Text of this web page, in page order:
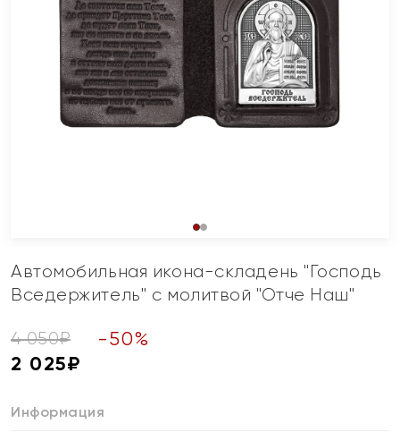
Автомобильная икона-складень "Господь
Вседержитель" с молитвой "Отче Наш"
4 050₽ -50%
2 025₽
Информация